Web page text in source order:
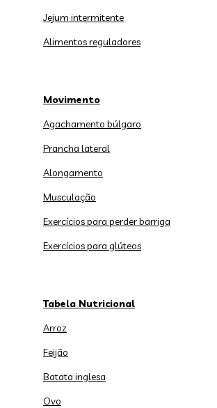
Jejum intermitente
Alimentos reguladores
Movimento
Agachamento búlgaro
Prancha lateral
Alongamento
Musculação
Exercícios para perder barriga
Exercícios para glúteos
Tabela Nutricional
Arroz
Feijão
Batata inglesa
Ovo